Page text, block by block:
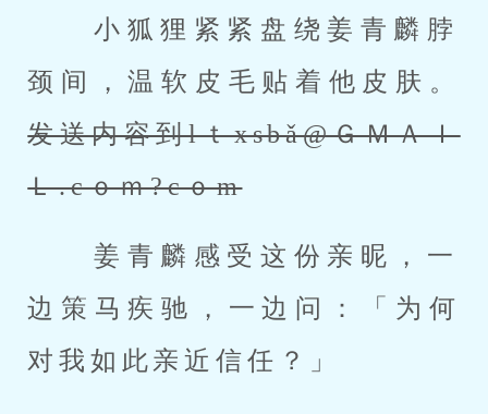
颈间，温软皮毛贴着他皮肤。
发送内容到lｔxsbǎ@ＧＭＡＩ
Ｌ.cｏｍ?cｏm
边策马疾驰，一边问：「为何
对我如此亲近信任？」